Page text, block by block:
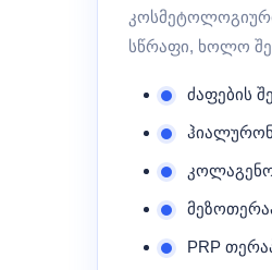
სწრაფი, ხოლო
ძაფების
PRP